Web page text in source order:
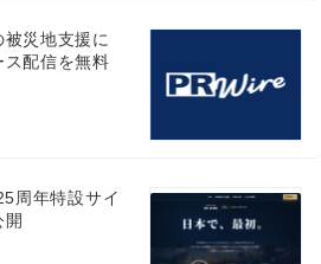
被災地支援に
ス配信を無料
周年特設サイ
開